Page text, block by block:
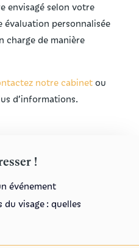
envisagé selon votre
évaluation personnalisée
charge de manière
notre cabinet ou
d’informations.
!
événement
visage : quelles